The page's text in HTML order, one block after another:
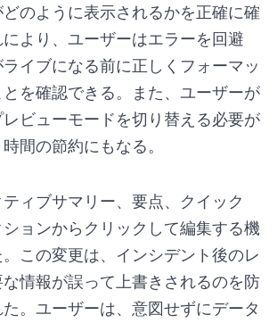
のように表示されるかを正確に確
より、ユーザーはエラーを回避
イブになる前に正しくフォーマッ
とを確認できる。また、ユーザーが
ビューモードを切り替える必要が
間の節約にもなる。
ィブサマリー、要点、クイック
ョンからクリックして編集する機
この変更は、インシデント後のレ
情報が誤って上書きされるのを防
。ユーザーは、意図せずにデータ